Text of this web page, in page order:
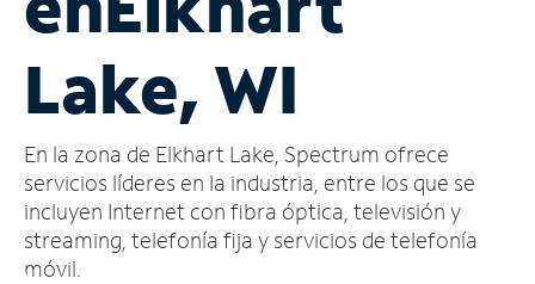
cuenta
Encuentra
tienda
Lake, WI
En la zona de Elkhart Lake, Spectrum ofrece
servicios líderes en la industria, entre los que se
incluyen Internet con fibra óptica, televisión y
streaming, telefonía fija y servicios de telefonía
móvil.